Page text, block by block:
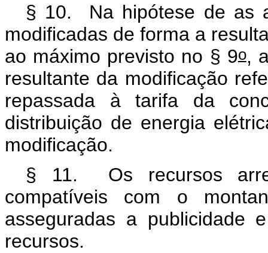
§ 10. Na hipótese de as
modificadas de forma a
ao máximo previsto no § 9o,
resultante da modificação
repassada à tarifa da
distribuição de energia
modificação.
§ 11. Os recursos
compatíveis com o
asseguradas a publicidade
recursos.